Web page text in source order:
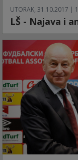
UTORAK, 31.10.2017 |
LŠ - Najava i